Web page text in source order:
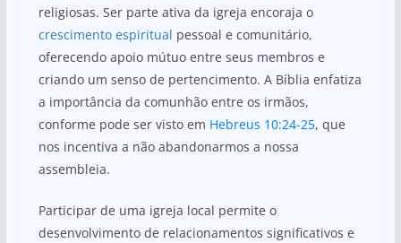
religiosas. Ser parte ativa da igreja encoraja o
crescimento espiritual pessoal e comunitário,
oferecendo apoio mútuo entre seus membros e
criando um senso de pertencimento. A Bíblia enfatiza
a importância da comunhão entre os irmãos,
conforme pode ser visto em Hebreus 10:24-25, que
nos incentiva a não abandonarmos a nossa
assembleia.
Participar de uma igreja local permite o
desenvolvimento de relacionamentos significativos e